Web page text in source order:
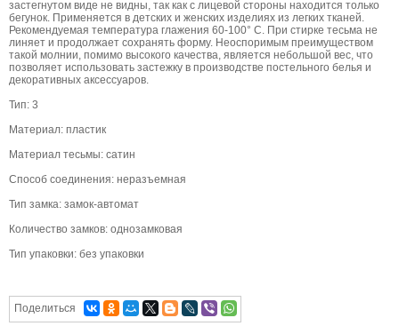
застегнутом виде не видны, так как с лицевой стороны находится только
бегунок. Применяется в детских и женских изделиях из легких тканей.
Рекомендуемая температура глажения 60-100° С. При стирке тесьма не
линяет и продолжает сохранять форму. Неоспоримым преимуществом
такой молнии, помимо высокого качества, является небольшой вес, что
позволяет использовать застежку в производстве постельного белья и
декоративных аксессуаров.
Тип: 3
Материал: пластик
Материал тесьмы: сатин
Способ соединения: неразъемная
Тип замка: замок-автомат
Количество замков: однозамковая
Тип упаковки: без упаковки
Поделиться